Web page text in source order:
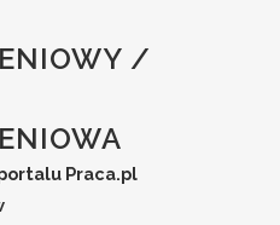
/
Praca.pl